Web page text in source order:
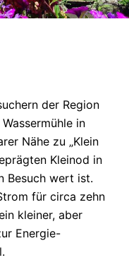
der Region
in
Nähe zu „Klein
Kleinod in
Besuch wert ist.
für circa zehn
kleiner, aber
Energie-